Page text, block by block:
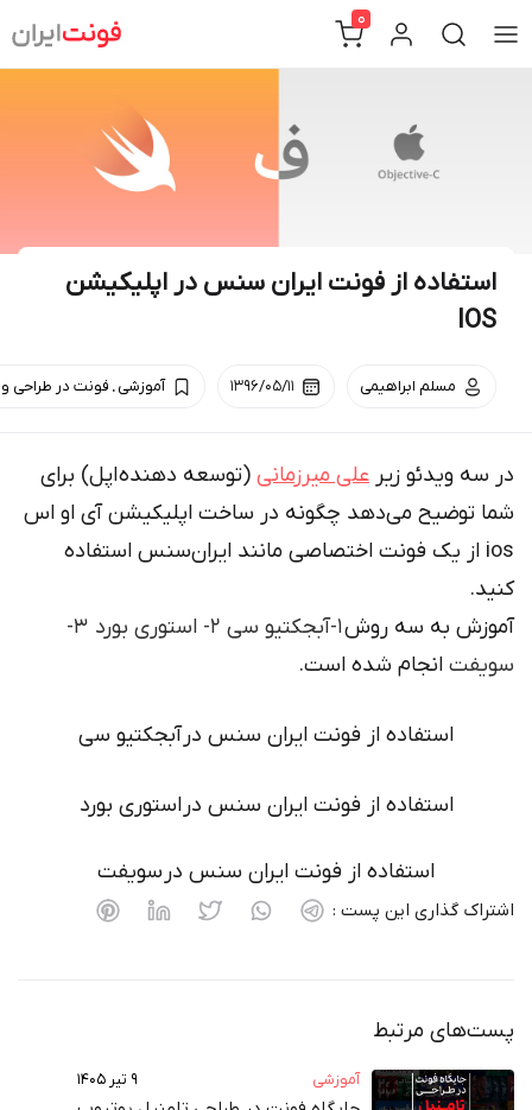
to
0
استفاده از فونت ایران سنس در اپلیکیشن
IOS
مسلم ابراهیمی ۱۳۹۶/۰۵/۱۱ آموزشی. فونت در طراحی
در سه ویدئو زیر علی میرزمانی (توسعه دهنده اپل) برای
شما توضیح می‌دهد چگونه در ساخت اپلیکیشن آی او اس
ios از یک فونت اختصاصی مانند ایران‌سنس استفاده
کنید.
آموزش به سه روش
۱-آبجکتیو سی ۲- استوری بورد ۳-
سویفت انجام شده است.
استفاده از فونت ایران سنس در آبجکتیو سی
استفاده از فونت ایران سنس در استوری بورد
استفاده از فونت ایران سنس در سویفت
اشتراک گذاری این پست :
پست‌های مرتبط
آموزشی ۹ تیر ۱۴۰۵